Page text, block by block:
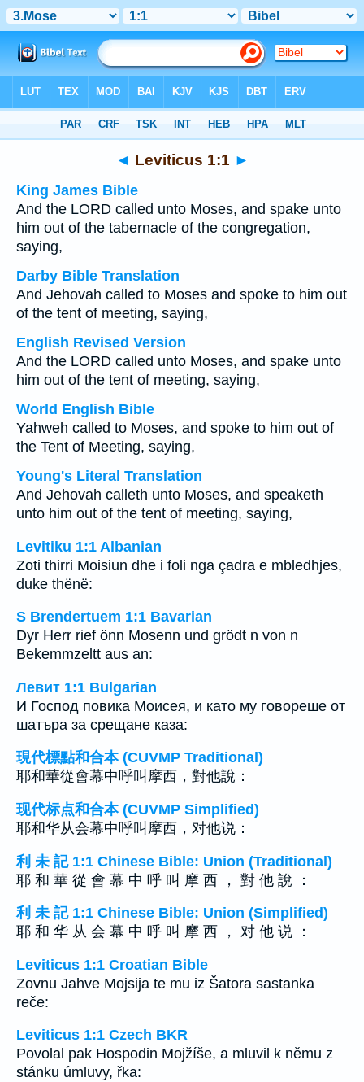
◄ Leviticus 1:1 ►
King James Bible
And the LORD called unto Moses, and spake unto
him out of the tabernacle of the congregation,
saying,
Darby Bible Translation
And Jehovah called to Moses and spoke to him out
of the tent of meeting, saying,
English Revised Version
And the LORD called unto Moses, and spake unto
him out of the tent of meeting, saying,
World English Bible
Yahweh called to Moses, and spoke to him out of
the Tent of Meeting, saying,
Young's Literal Translation
And Jehovah calleth unto Moses, and speaketh
unto him out of the tent of meeting, saying,
Levitiku 1:1 Albanian
Zoti thirri Moisiun dhe i foli nga çadra e mbledhjes,
duke thënë:
S Brendertuem 1:1 Bavarian
Dyr Herr rief önn Mosenn und grödt n von n
Bekemmzeltt aus an:
Левит 1:1 Bulgarian
И Господ повика Моисея, и като му говореше от
шатъра за срещане каза:
現代標點和合本 (CUVMP Traditional)
耶和華從會幕中呼叫摩西，對他說：
现代标点和合本 (CUVMP Simplified)
耶和华从会幕中呼叫摩西，对他说：
利 未 記 1:1 Chinese Bible: Union (Traditional)
耶 和 華 從 會 幕 中 呼 叫 摩 西 ， 對 他 說 ：
利 未 記 1:1 Chinese Bible: Union (Simplified)
耶 和 华 从 会 幕 中 呼 叫 摩 西 ， 对 他 说 ：
Leviticus 1:1 Croatian Bible
Zovnu Jahve Mojsija te mu iz Šatora sastanka
reče:
Leviticus 1:1 Czech BKR
Povolal pak Hospodin Mojžíše, a mluvil k němu z
stánku úmluvy, řka: